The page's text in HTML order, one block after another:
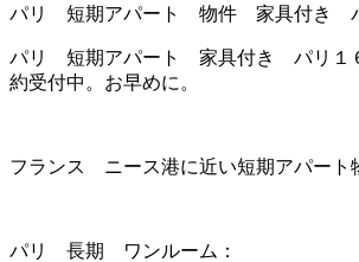
パリ 短期アパート 物件 家具付き パ
パリ 短期アパート 家具付き パリ１
約受付中。お早めに。
フランス ニース港に近い短期アパート
パリ 長期 ワンルーム：